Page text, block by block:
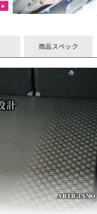
商品スペック